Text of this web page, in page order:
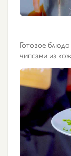
Готовое блюдо
чипсами из